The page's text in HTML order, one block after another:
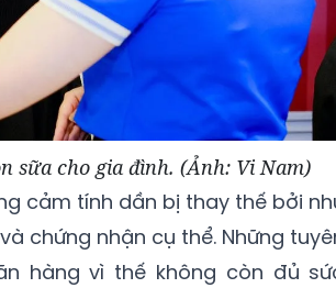
sữa cho gia đình. (Ảnh: Vi Nam)
cảm tính dần bị thay thế bởi
chứng nhận cụ thể. Những
hàng vì thế không còn đủ